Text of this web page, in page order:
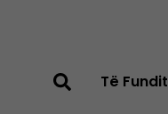
Të Fundit